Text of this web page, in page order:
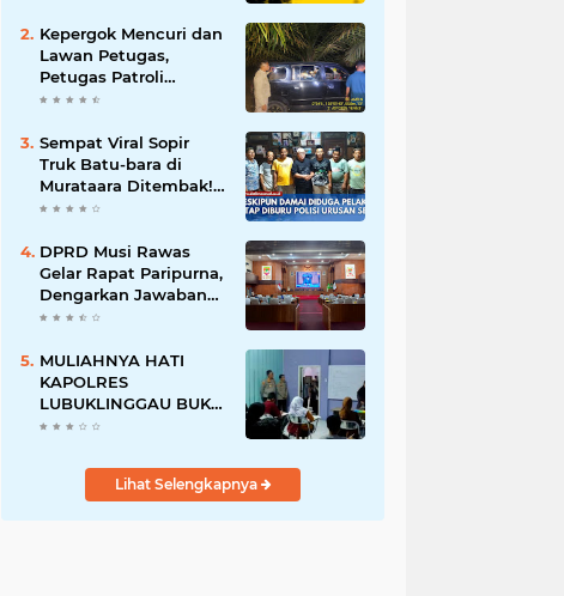
Kepergok Mencuri dan
Lawan Petugas,
Petugas Patroli
Terpaksa Lumpuhkan
Sempat Viral Sopir
Truk Batu-bara di
Murataara Ditembak!
Namun Dikabarkan
DPRD Musi Rawas
Gelar Rapat Paripurna,
Dengarkan Jawaban
Eksekutif Atas 4
MULIAHNYA HATI
KAPOLRES
LUBUKLINGGAU BUKA
BIMBEL UNTUK ANAK
MAMPU
Lihat Selengkapnya